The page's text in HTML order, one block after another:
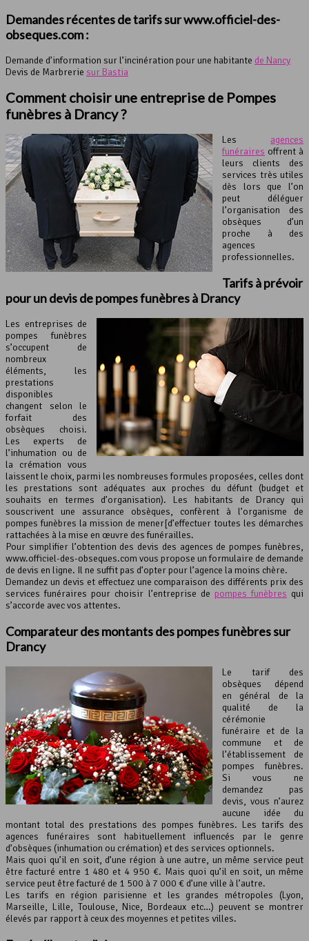
Demandes récentes de tarifs sur www.officiel-des-
obseques.com :
Demande d’information sur l’incinération pour une habitante de Nancy
Devis de Marbrerie sur Bastia
Comment choisir une entreprise de Pompes
funèbres à Drancy ?
Les agences
funéraires offrent à
leurs clients des
services très utiles
dès lors que l’on
peut déléguer
l’organisation des
obsèques d’un
proche à des
agences
professionnelles.
Tarifs à prévoir
pour un devis de pompes funèbres à Drancy
Les entreprises de
pompes funèbres
s’occupent de
nombreux
éléments, les
prestations
disponibles
changent selon le
forfait des
obsèques choisi.
Les experts de
l’inhumation ou de
la crémation vous
laissent le choix, parmi les nombreuses formules proposées, celles dont
les prestations sont adéquates aux proches du défunt (budget et
souhaits en termes d’organisation). Les habitants de Drancy qui
souscrivent une assurance obsèques, confèrent à l’organisme de
pompes funèbres la mission de mener[d’effectuer toutes les démarches
rattachées à la mise en œuvre des funérailles.
Pour simplifier l’obtention des devis des agences de pompes funèbres,
www.officiel-des-obseques.com vous propose un formulaire de demande
de devis en ligne. Il ne suffit pas d’opter pour l’agence la moins chère.
Demandez un devis et effectuez une comparaison des différents prix des
services funéraires pour choisir l’entreprise de pompes funèbres qui
s’accorde avec vos attentes.
Comparateur des montants des pompes funèbres sur
Drancy
Le tarif des
obsèques dépend
en général de la
qualité de la
cérémonie
funéraire et de la
commune et de
l’établissement de
pompes funèbres.
Si vous ne
demandez pas
devis, vous n’aurez
aucune idée du
montant total des prestations des pompes funèbres. Les tarifs des
agences funéraires sont habituellement influencés par le genre
d’obsèques (inhumation ou crémation) et des services optionnels.
Mais quoi qu’il en soit, d’une région à une autre, un même service peut
être facturé entre 1 480 et 4 950 €. Mais quoi qu’il en soit, un même
service peut être facturé de 1 500 à 7 000 € d’une ville à l’autre.
Les tarifs en région parisienne et les grandes métropoles (Lyon,
Marseille, Lille, Toulouse, Nice, Bordeaux etc…) peuvent se montrer
élevés par rapport à ceux des moyennes et petites villes.